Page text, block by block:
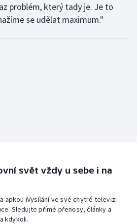
problém, který tady je. Je to
se udělat maximum."
svět vždy u sebe i na
apkou iVysílání ve své chytré televizi
Sledujte přímé přenosy, články a
kdykoli.